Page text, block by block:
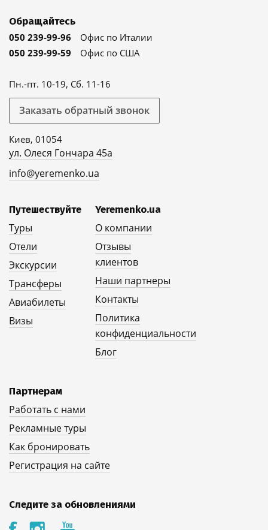
Обращайтесь
050 239-99-96
Офис по Италии
050 239-99-59
Офис по США
Пн.-пт. 10-19, Сб. 11-16
Заказать обратный звонок
Киев, 01054
ул. Олеся Гончара 45а
info@yeremenko.ua
Путешествуйте
Туры
Отели
Экскурсии
Трансферы
Авиабилеты
Визы
Yeremenko.ua
О компании
Отзывы
клиентов
Наши партнеры
Контакты
Политика
конфиденциальности
Блог
Партнерам
Работать с нами
Рекламные туры
Как бронировать
Регистрация на сайте
Следите за обновлениями